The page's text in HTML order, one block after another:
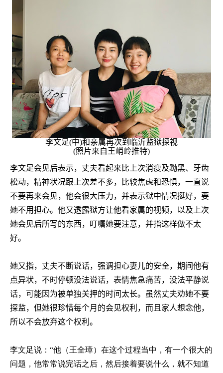
李文足(中)和亲属再次到临沂监狱探视
(照片来自王峭岭推特)
李文足会见后表示，丈夫看起来比上次消瘦及黝黑、牙齿
松动，精神状况跟上次差不多，比较焦虑和恐惧，一直说
不要再来会见，他会很大压力，并表示狱中情况挺好，要
她不用担心。他又透露狱方让他看家属的视频，以及上次
她会见后所写的东西，叮嘱她要注意，并指这样做不太
好。
她又指，丈夫不断说话，强调担心妻儿的安全，期间他有
点异状，不时停顿没法说话，表情焦急痛苦，没法平静说
话，可能因为被单独关押的时间太长。
虽然丈夫劝她不要
探监，但她很珍惜每个月的会见权利，而且家人想念他，
所以不会放弃这个权利。
李文足说：“他（王全璋）在这个过程当中，有一个很大的
问题，他常常说完话之后，然后接着要说什么，就不知道